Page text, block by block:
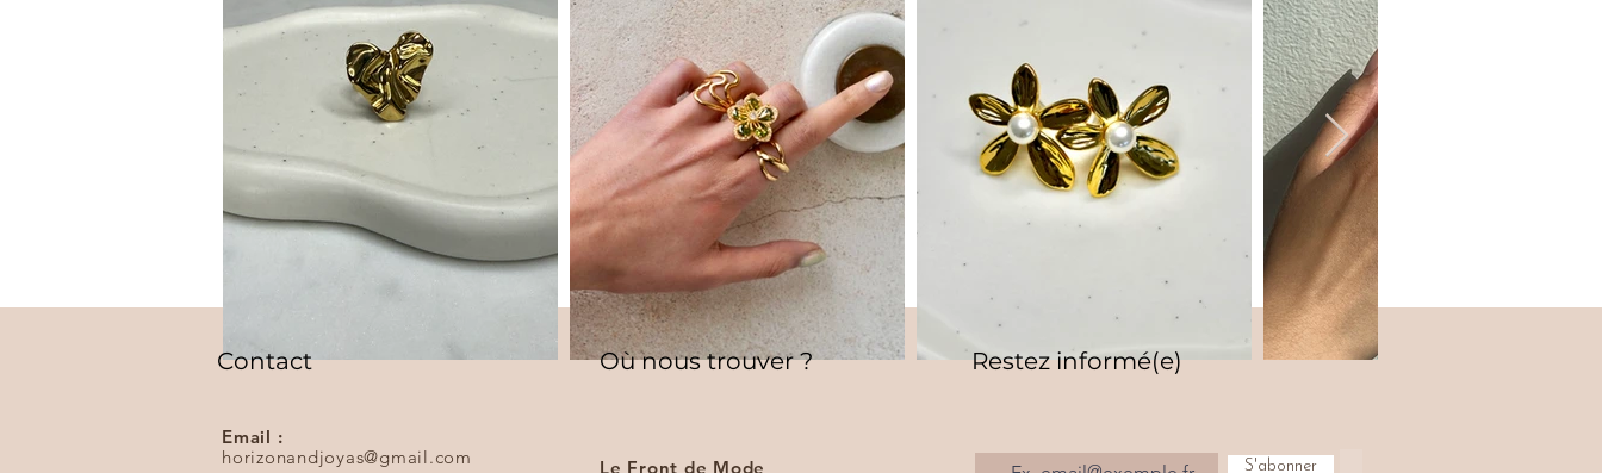
Contact
Email :
horizonandjoyas@gmail.com
Où nous trouver ?
Le Front de Mode
Restez informé(e)
S'abonner